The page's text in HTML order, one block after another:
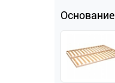
Основание